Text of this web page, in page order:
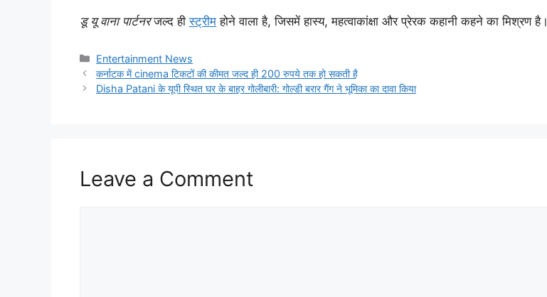
डू यू वाना पार्टनरजल्द हीस्ट्रीम होने वाला है, जिसमें हास्य, महत्वाकांक्षा और प्रेरक कहानी कहने का मिश्रण है।
Categories
Entertainment News
कर्नाटक में cinema टिकटों की कीमत जल्द ही 200 रुपये तक हो सकती है
Disha Patani के यूपी स्थित घर के बाहर गोलीबारी: गोल्डी बरार गैंग ने भूमिका का दावा किया
Leave a Comment